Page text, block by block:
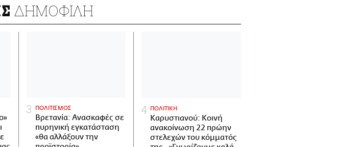
ΔΗΜΟΦΙΛΗ
ΠΟΛΙΤΙΣΜΟΣ
Βρετανία: Ανασκαφές σε
πυρηνική εγκατάσταση
«θα αλλάξουν την
ΠΟΛΙΤΙΚΗ
Καρυστιανού: Κοινή
ανακοίνωση 22 πρώην
στελεχών του κόμματός